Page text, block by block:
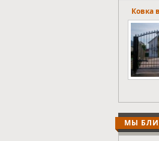
МЫ